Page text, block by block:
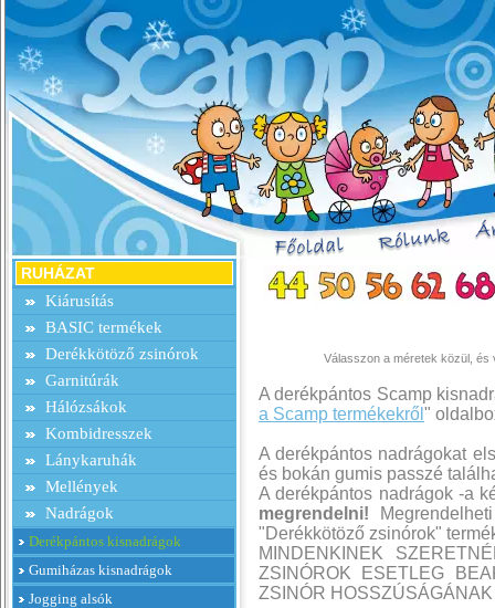
RUHÁZAT
Kiárusítás
BASIC termékek
Derékkötöző zsinórok
Garnitúrák
Hálózsákok
Kombidresszek
Lánykaruhák
Mellények
Nadrágok
Derékpántos kisnadrágok
Gumiházas kisnadrágok
Jogging alsók
Válasszon a méretek közül, és
A derékpántos Scamp
a Scamp termékekről "
A derékpántos nadrágokat
és bokán gumis passzé
A derékpántos nadrágok -a
megrendelni!
"Derékkötöző zsinórok"
MINDENKINEK
ZSINÓROK ESETLEG
ZSINÓR